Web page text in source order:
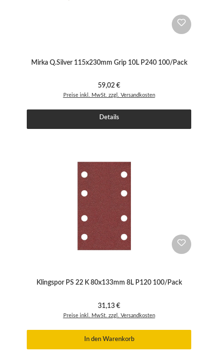
Mirka Q.Silver 115x230mm Grip 10L P240 100/Pack
Regulärer Preis:
59,02 €
Preise inkl. MwSt. zzgl. Versandkosten
Details
Klingspor PS 22 K 80x133mm 8L P120 100/Pack
Regulärer Preis:
31,13 €
Preise inkl. MwSt. zzgl. Versandkosten
In den Warenkorb